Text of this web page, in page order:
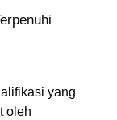
yang
oleh